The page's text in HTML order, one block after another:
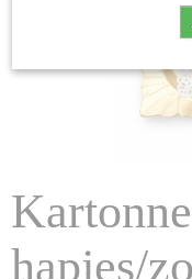
hapjes/